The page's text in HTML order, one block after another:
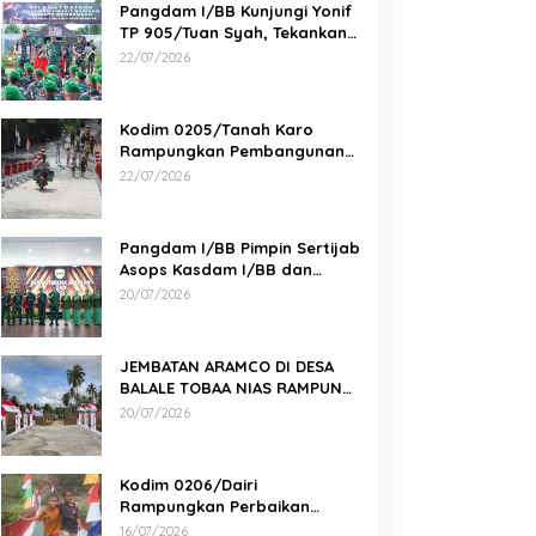
Pangdam I/BB Kunjungi Yonif
TP 905/Tuan Syah, Tekankan
Profesionalisme dan
22/07/2026
Kodim 0205/Tanah Karo
Rampungkan Pembangunan
Jembatan Beton di Desa
22/07/2026
Pangdam I/BB Pimpin Sertijab
Asops Kasdam I/BB dan
Danyonarmed 2/KS serta
20/07/2026
JEMBATAN ARAMCO DI DESA
BALALE TOBAA NIAS RAMPUNG,
AKSES WARGA SEMAKIN MUDAH
20/07/2026
Kodim 0206/Dairi
Rampungkan Perbaikan
Jembatan Gantung Perintis 2
16/07/2026